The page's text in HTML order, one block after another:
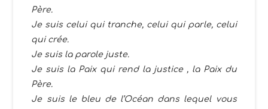
Père.
Je suis celui qui tranche, celui qui parle, celui
qui crée.
Je suis la parole juste.
Je suis la Paix qui rend la justice , la Paix du
Père.
Je suis le bleu de l’Océan dans lequel vous